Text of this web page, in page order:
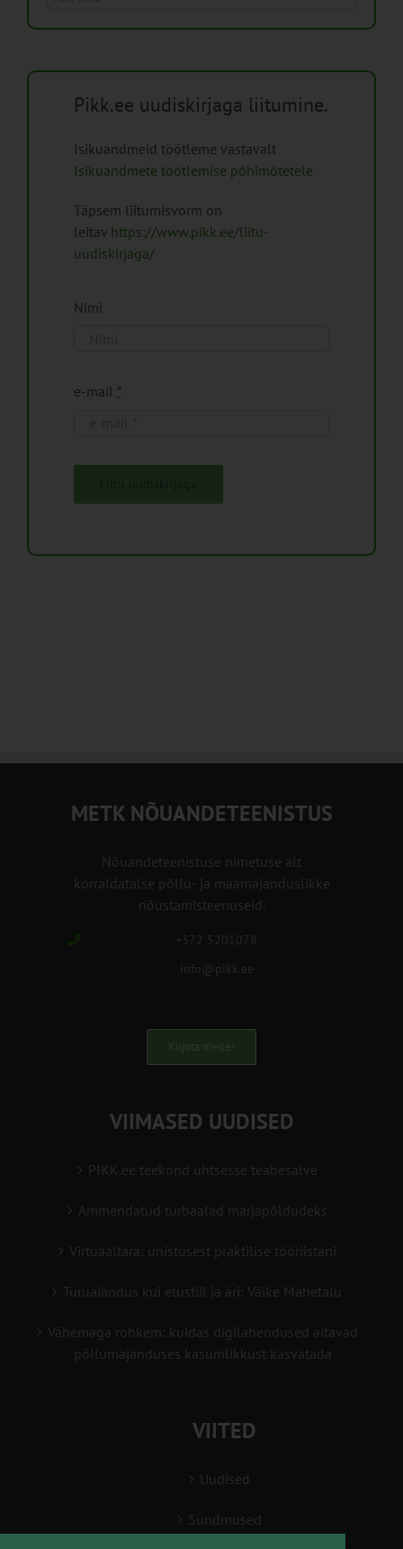
Pikk.ee uudiskirjaga liitumine.
Isikuandmeid töötleme vastavalt
Isikuandmete töötlemise põhimõtetele
Täpsem liitumisvorm on
leitav https://www.pikk.ee/liitu-
uudiskirjaga/
Nimi
e-mail *
METK NÕUANDETEENISTUS
Nõuandeteenistuse nimetuse alt
korraldatalse põllu- ja maamajanduslikke
nõustamisteenuseid.
+372 5201078
info@pikk.ee
Kirjuta meile!
VIIMASED UUDISED
PIKK.ee teekond ühtsesse teabesalve
Ammendatud turbaalad marjapõldudeks
Virtuaaltara: unistusest praktilise tööriistani
Turuaiandus kui elustiil ja äri: Väike Mahetalu
Vähemaga rohkem: kuidas digilahendused aitavad
põllumajanduses kasumlikkust kasvatada
VIITED
Uudised
Sündmused